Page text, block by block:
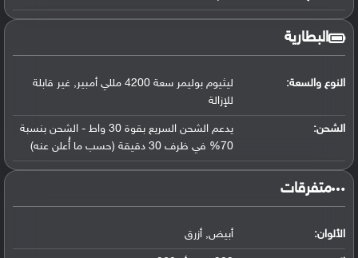
البطارية
النوع والسعة:
ليثيوم بوليمر سعة 4200 مللي أمبير, غير قابلة
للإزالة
الشحن:
يدعم الشحن السريع بقوة 30 واط - الشحن بنسبة
70% في ظرف 30 دقيقة (حسب ما أُعلن عنه)
‏متفرقات‏
الألوان: أبيض, أزرق